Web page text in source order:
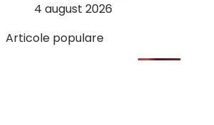
4 august 2026
Articole populare